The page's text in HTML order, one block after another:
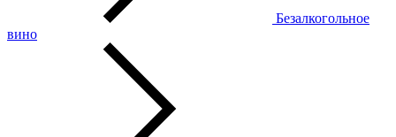
Безалкогольное
вино